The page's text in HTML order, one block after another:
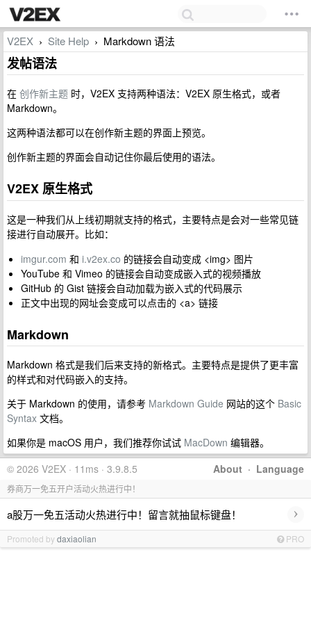
V2EX › Site Help › Markdown 语法
发帖语法
在 创作新主题 时，V2EX 支持两种语法：V2EX 原生格式，或者
Markdown。
这两种语法都可以在创作新主题的界面上预览。
创作新主题的界面会自动记住你最后使用的语法。
V2EX 原生格式
这是一种我们从上线初期就支持的格式，主要特点是会对一些常见链
接进行自动展开。比如：
imgur.com 和 i.v2ex.co 的链接会自动变成 <img> 图片
YouTube 和 Vimeo 的链接会自动变成嵌入式的视频播放
GitHub 的 Gist 链接会自动加载为嵌入式的代码展示
正文中出现的网址会变成可以点击的 <a> 链接
Markdown
Markdown 格式是我们后来支持的新格式。主要特点是提供了更丰富
的样式和对代码嵌入的支持。
关于 Markdown 的使用，请参考 Markdown Guide 网站的这个 Basic
Syntax 文档。
如果你是 macOS 用户，我们推荐你试试 MacDown 编辑器。
About · Language
© 2026 V2EX · 11ms · 3.9.8.5
券商万一免五开户活动火热进行中！
a股万一免五活动火热进行中！留言就抽鼠标键盘！ ›
Promoted bydaxiaolian PRO